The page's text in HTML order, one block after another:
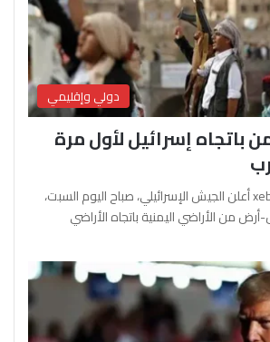
دولي وإقليمي
باتجاه إسرائيل لأول مرة
آفرين علو ـ xeber24.net أعلن الجيش الإسرائيلي، صباح اليوم السبت،
من الأراضي اليمنية باتجاه الأراضي